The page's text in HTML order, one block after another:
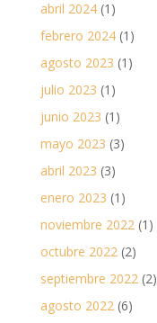
abril 2024(1)
febrero 2024(1)
agosto 2023 (1)
julio 2023 (1)
junio 2023 (1)
mayo 2023 (3)
abril 2023 (3)
enero 2023 (1)
noviembre 2022(1)
octubre 2022(2)
septiembre 2022(2)
agosto 2022(6)